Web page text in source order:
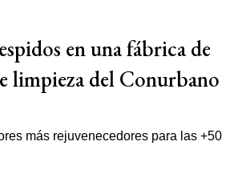
en una fábrica de
limpieza del Conurbano